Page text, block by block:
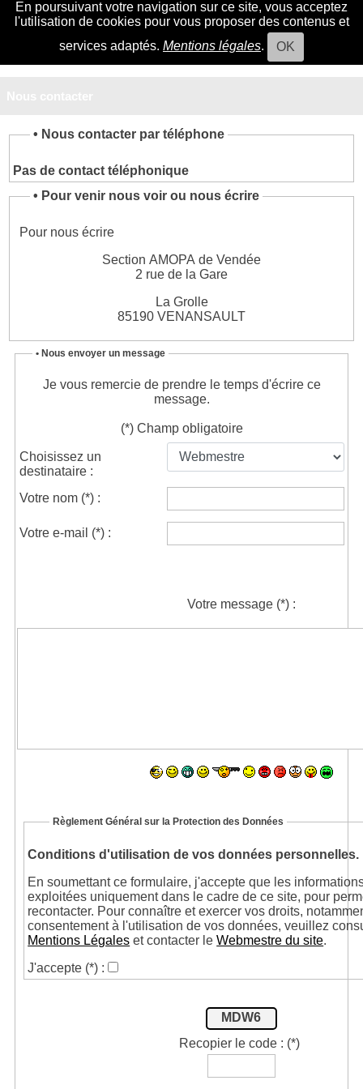
En poursuivant votre navigation sur ce site, vous acceptez
l'utilisation de cookies pour vous proposer des contenus et
services adaptés. Mentions légales. OK
• Nous contacter par téléphone
Pas de contact téléphonique
• Pour venir nous voir ou nous écrire
Pour nous écrire
Section AMOPA de Vendée
2 rue de la Gare
La Grolle
85190 VENANSAULT
• Nous envoyer un message
Je vous remercie de prendre le temps d'écrire ce
message.
(*) Champ obligatoire
Choisissez un
destinataire :
Votre nom (*):
Votre e-mail (*):
Votre message (*):
Règlement Général sur la Protection des Données
Conditions d'utilisation de vos données personnelles.
En soumettant ce formulaire, j'accepte que les
exploitées uniquement dans le cadre de ce site, pour
recontacter. Pour connaître et exercer vos droits,
consentement à l'utilisation de vos données, veuillez
Mentions Légales et contacter leWebmestre du site.
J'accepte (*) :
MDW6
Recopier le code : (*)